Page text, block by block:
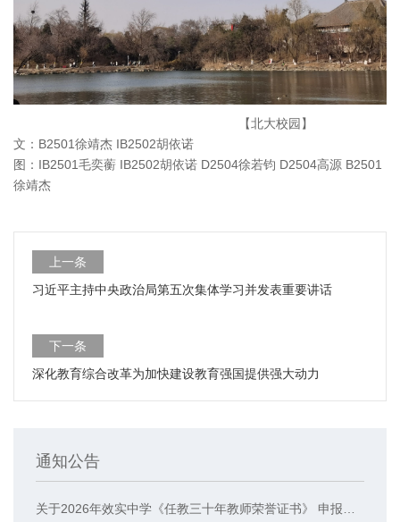
【北大校园】
文： B2501 徐靖杰 IB2502胡依诺
图： IB2501 毛奕蘅 IB2502胡依诺 D2504徐若钧 D2504高源 B2501
徐靖杰
上一条
习近平主持中央政治局第五次集体学习并发表重要讲话
下一条
深化教育综合改革为加快建设教育强国提供强大动力
通知公告